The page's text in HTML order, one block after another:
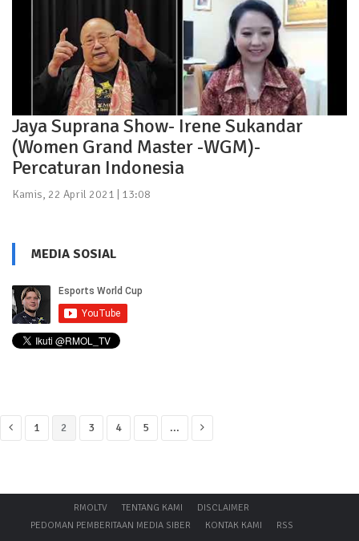
Jaya Suprana Show- Irene Sukandar
(Women Grand Master -WGM)-
Percaturan Indonesia
Kamis, 22 April 2021 | 13:08
MEDIA SOSIAL
1 2 3 4 5 ...
RMOLTV TENTANG KAMI
DISCLAIMER
PEDOMAN PEMBERITAAN MEDIA SIBER
KONTAK KAMI RSS